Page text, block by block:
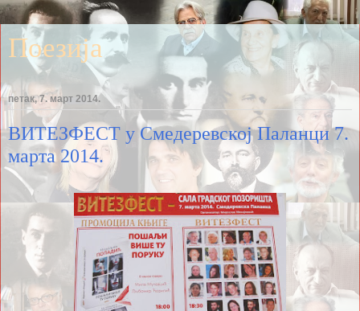
Поезија
петак, 7. март 2014.
ВИТЕЗФЕСТ у Смедеревској Паланци 7.
марта 2014.